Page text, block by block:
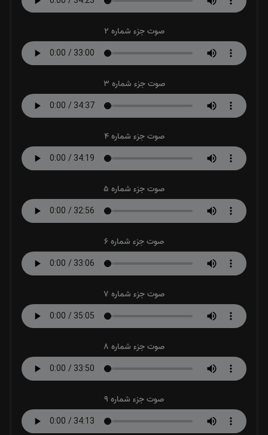
صوت جزء شماره 2
صوت جزء شماره 3
صوت جزء شماره 4
صوت جزء شماره 5
صوت جزء شماره 6
صوت جزء شماره 7
صوت جزء شماره 8
صوت جزء شماره 9